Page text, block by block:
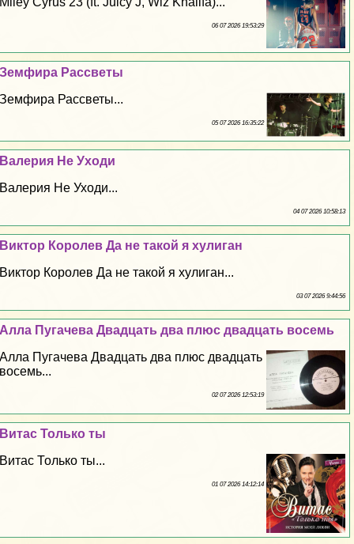
06 07 2026 19:53:29
Земфира Рассветы
Земфира Рассветы...
05 07 2026 16:35:22
Валерия Не Уходи
Валерия Не Уходи...
04 07 2026 10:58:13
Виктор Королев Да не такой я xyлиган
Виктор Королев Да не такой я xyлиган...
03 07 2026 9:44:56
Алла Пугачева Двадцать два плюс двадцать восемь
Алла Пугачева Двадцать два плюс двадцать
восемь...
02 07 2026 12:53:19
Витас Только ты
Витас Только ты...
01 07 2026 14:12:14